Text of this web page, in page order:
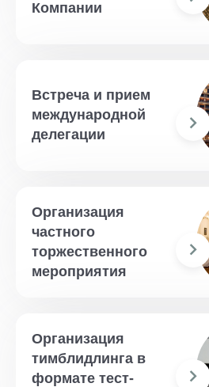
Компании
Встреча и прием
международной
делегации
Организация
частного
торжественного
мероприятия
Организация
тимблидлинга в
формате тест-